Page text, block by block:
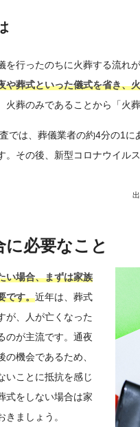
を行ったのちに火葬する流れ
や葬式といった儀式を省き、
火葬のみであることから「火
では、葬儀業者の約4分の1
。その後、新型コロナウイル
出
必要なこと
い場合、まずは家族
です。近年は、葬式
が、人が亡くなった
のが主流です。通夜
機会であるため、
いことに抵抗を感じ
式をしない場合は家
ましょう。